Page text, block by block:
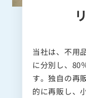
当社は、不用
に分別し、80
す。独自の再
的に再販し、